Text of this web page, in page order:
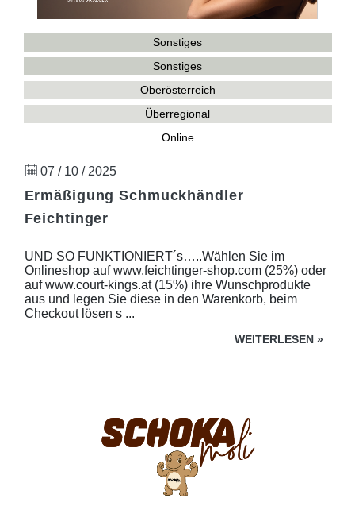
Sonstiges
Sonstiges
Oberösterreich
Überregional
Online
07 / 10 / 2025
Ermäßigung Schmuckhändler
Feichtinger
UND SO FUNKTIONIERT´s…..Wählen Sie im
Onlineshop auf www.feichtinger-shop.com (25%) oder
auf www.court-kings.at (15%) ihre Wunschprodukte
aus und legen Sie diese in den Warenkorb, beim
Checkout lösen s ...
WEITERLESEN »